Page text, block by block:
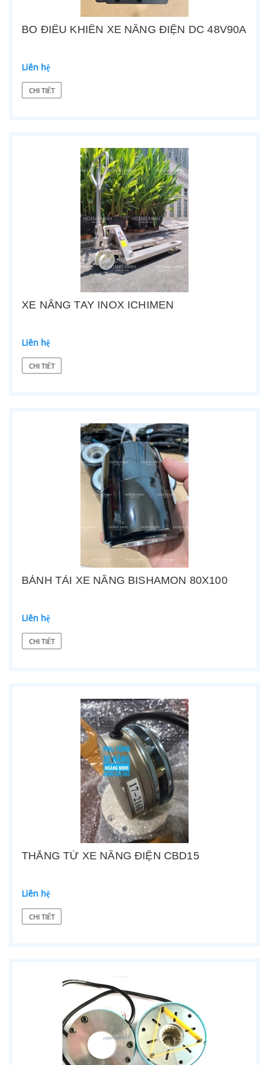
BO ĐIỀU KHIỂN XE NÂNG ĐIỆN DC 48V90A
Liên hệ
CHI TIẾT
XE NÂNG TAY INOX ICHIMEN
Liên hệ
CHI TIẾT
BÁNH TẢI XE NÂNG BISHAMON 80X100
Liên hệ
CHI TIẾT
THẮNG TỪ XE NÂNG ĐIỆN CBD15
Liên hệ
CHI TIẾT